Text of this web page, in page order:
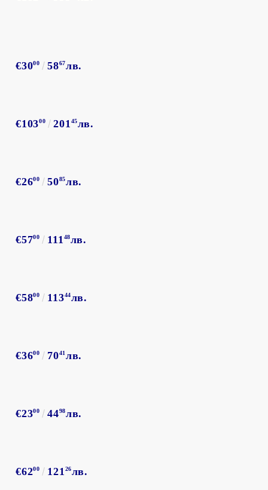
€3000 5867лв.
€10300 201 45лв.
€2600 5085лв.
€5700 111 48лв.
€5800 11344лв.
€3600 7041лв.
€2300 4498лв.
€6200 121 26лв.